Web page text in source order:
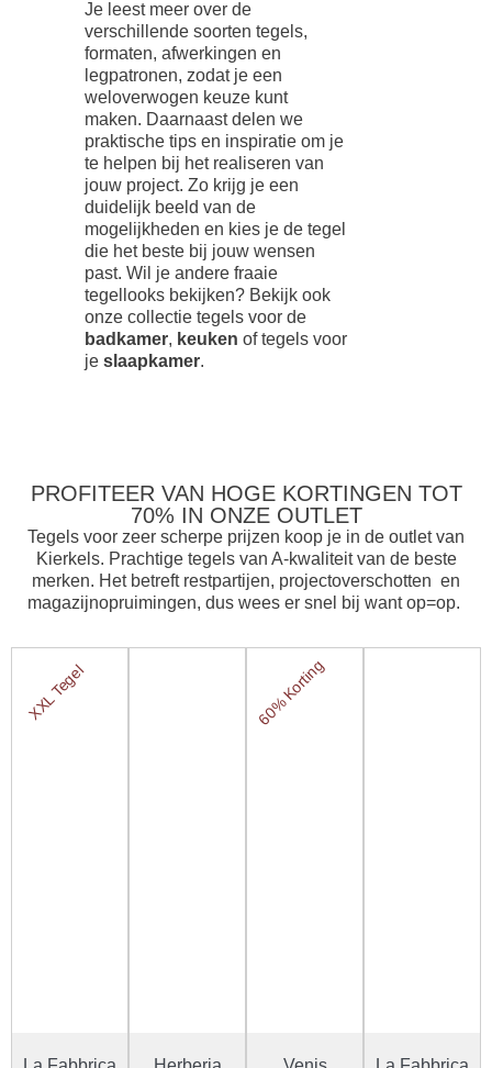
Je leest meer over de
verschillende soorten tegels,
formaten, afwerkingen en
legpatronen, zodat je een
weloverwogen keuze kunt
maken. Daarnaast delen we
praktische tips en inspiratie om je
te helpen bij het realiseren van
jouw project. Zo krijg je een
duidelijk beeld van de
mogelijkheden en kies je de tegel
die het beste bij jouw wensen
past. Wil je andere fraaie
tegellooks bekijken? Bekijk ook
onze collectie tegels voor de
badkamer, keuken of tegels voor
je slaapkamer.
PROFITEER VAN HOGE KORTINGEN TOT
70% IN ONZE OUTLET
Tegels voor zeer scherpe prijzen koop je in de outlet van
Kierkels. Prachtige tegels van A-kwaliteit van de beste
merken. Het betreft restpartijen, projectoverschotten en
magazijnopruimingen, dus wees er snel bij want op=op.
XXL Tegel 60% Korting